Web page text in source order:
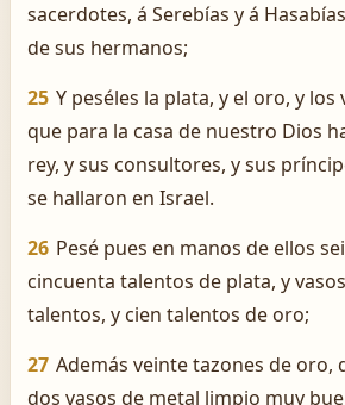
sacerdotes, á Serebías y á
de sus hermanos;
25 Y peséles la plata, y el oro, y
que para la casa de nuestro Dios
rey, y sus consultores, y sus
se hallaron en Israel.
26 Pesé pues en manos de ellos
cincuenta talentos de plata, y
talentos, y cien talentos de oro;
27 Además veinte tazones de oro,
dos vasos de metal limpio muy